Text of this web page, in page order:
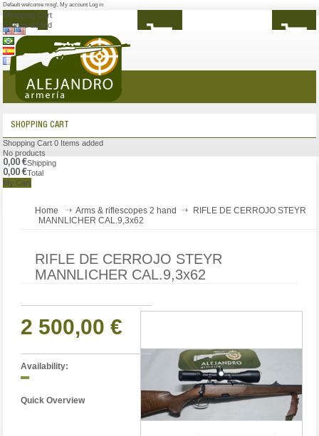
Default welcome msg!, My account Log in
Shopping Cart
0 Items added
MENU
SHOPPING CART
Shopping Cart 0 Items added
No products
0,00 €Shipping
0,00 €Total
My Cart
Home Arms & riflescopes 2 hand
RIFLE DE CERROJO STEYR
MANNLICHER CAL.9,3x62
RIFLE DE CERROJO STEYR
MANNLICHER CAL.9,3x62
2 500,00 €
Availability:
Quick Overview